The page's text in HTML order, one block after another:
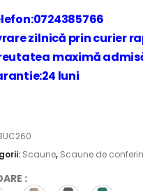
zilnică prin curier
maximă
luni
Scaune, Scaune de
: